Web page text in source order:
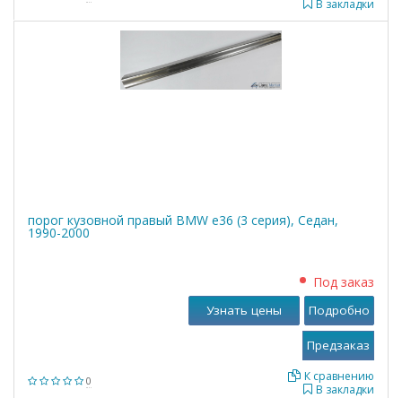
В закладки
порог кузовной правый BMW е36 (3 серия), Седан,
1990-2000
0
Под заказ
В закладки
К сравнению
Узнать цены Подробно